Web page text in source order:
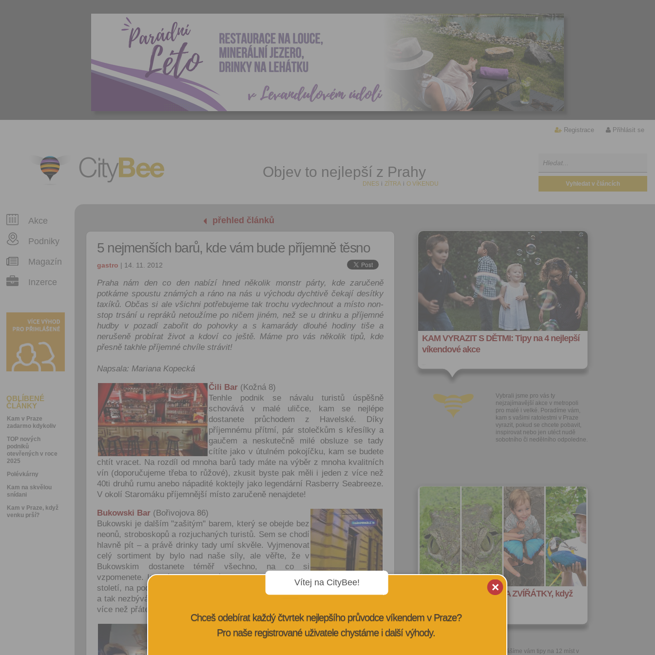
Registrace Přihlásit se
CityBee Objev to nejlepší z Prahy
DNES i ZÍTRA i O VÍKENDU
Akce
Podniky
Magazín
Inzerce
OBLÍBENÉ
ČLÁNKY
Kam v Praze
zadarmo kdykoliv
TOP nových
podniků
otevřených v roce
2025
Polévkárny
Kam na skvělou
snídani
Kam v Praze, když
venku prší?
přehled článků
5 nejmenších barů, kde vám bude příjemně těsno
gastro | 14. 11. 2012
Praha nám den co den nabízí hned několik monstr párty, kde zaručeně
potkáme spoustu známých a ráno na nás u východu dychtivě čekají desítky
taxíků. Občas si ale všichni potřebujeme tak trochu vydechnout a místo non-
stop trsání u repráků netoužíme po ničem jiném, než se u drinku a příjemné
hudby v pozadí zabořit do pohovky a s kamarády dlouhé hodiny tiše a
nerušeně probírat život a kdoví co ještě. Máme pro vás několik tipů, kde
přesně takhle příjemné chvíle strávit!
Napsala: Mariana Kopecká
Čili Bar (Kožná 8)
Tenhle podnik se návalu turistů úspěšně
schovává v malé uličce, kam se nejlépe
dostanete průchodem z Havelské. Díky
příjemnému přítmí, pár stolečkům s křesílky a
gaučem a neskutečně milé obsluze se tady
cítíte jako v útulném pokojíčku, kam se budete
chtít vracet. Na rozdíl od mnoha barů tady máte na výběr z mnoha kvalitních
vín (doporučujeme třeba to růžové), zkusit byste pak měli i jeden z více než
40ti druhů rumu anebo nápadité koktejly jako legendární Rasberry Seabreeze.
V okolí Staromáku příjemnější místo zaručeně nenajdete!
Bukowski Bar (Bořivojova 86)
Bukowski je dalším "zašitým" barem, který se obejde bez
neonů, stroboskopů a rozjuchaných turistů. Sem se chodí
hlavně pít – a právě drinky tady umí skvěle. Vyjmenovat
celý sortiment by bylo nad naše síly, ale věřte, že v
Bukowskim dostanete téměř všechno, na co si
vzpomenete. Interiér tady vypadá trochu jako z minulého
století, na podlaze koberec a na stolech zapálené svíčky,
a tak nezbývá než se zabořit do kožených sedaček a propít se spolu s místní
více než přátelskou crew až do žižkovského rána.
(Vlkova 29)
U žižkovských podniků s domáckou atmosférou ještě
KAM VYRAZIT S DĚTMI: Tipy na 4 nejlepší
víkendové akce
Vybrali jsme pro vás ty
nejzajímavější akce v metropoli
pro malé i velké. Poradíme vám,
kam s vašimi ratolestmi v Praze
vyrazit, pokud se chcete pobavit,
inspirovat nebo jen utéct nudě
sobotního či nedělního odpoledne.
12 míst, kam v Praze ZA ZVÍŘÁTKY, když
Přinášíme vám tipy na 12 míst v
Vítej na CityBee!
Chceš odebírat každý čtvrtek nejlepšího průvodce víkendem v Praze?
Pro naše registrované uživatele chystáme i další výhody.